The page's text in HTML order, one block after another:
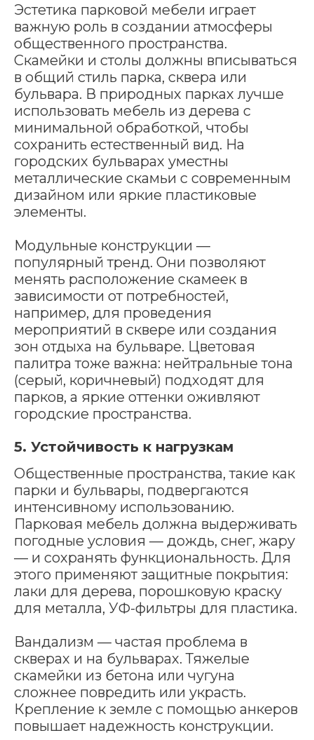
Эстетика парковой мебели играет
важную роль в создании атмосферы
общественного пространства.
Скамейки и столы должны вписываться
в общий стиль парка, сквера или
бульвара. В природных парках лучше
использовать мебель из дерева с
минимальной обработкой, чтобы
сохранить естественный вид. На
городских бульварах уместны
металлические скамьи с современным
дизайном или яркие пластиковые
элементы.
Модульные конструкции —
популярный тренд. Они позволяют
менять расположение скамеек в
зависимости от потребностей,
например, для проведения
мероприятий в сквере или создания
зон отдыха на бульваре. Цветовая
палитра тоже важна: нейтральные тона
(серый, коричневый) подходят для
парков, а яркие оттенки оживляют
городские пространства.
5. Устойчивость к нагрузкам
Общественные пространства, такие как
парки и бульвары, подвергаются
интенсивному использованию.
Парковая мебель должна выдерживать
погодные условия — дождь, снег, жару
— и сохранять функциональность. Для
этого применяют защитные покрытия:
лаки для дерева, порошковую краску
для металла, УФ-фильтры для пластика.
Вандализм — частая проблема в
скверах и на бульварах. Тяжелые
скамейки из бетона или чугуна
сложнее повредить или украсть.
Крепление к земле с помощью анкеров
повышает надежность конструкции.